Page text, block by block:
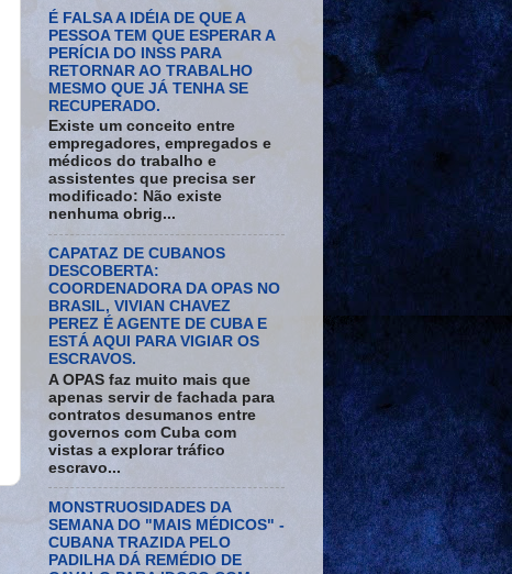
É FALSA A IDÉIA DE QUE A
PESSOA TEM QUE ESPERAR A
PERÍCIA DO INSS PARA
RETORNAR AO TRABALHO
MESMO QUE JÁ TENHA SE
RECUPERADO.
Existe um conceito entre
empregadores, empregados e
médicos do trabalho e
assistentes que precisa ser
modificado: Não existe
nenhuma obrig...
CAPATAZ DE CUBANOS
DESCOBERTA:
COORDENADORA DA OPAS NO
BRASIL, VIVIAN CHAVEZ
PEREZ É AGENTE DE CUBA E
ESTÁ AQUI PARA VIGIAR OS
ESCRAVOS.
A OPAS faz muito mais que
apenas servir de fachada para
contratos desumanos entre
governos com Cuba com
vistas a explorar tráfico
escravo...
MONSTRUOSIDADES DA
SEMANA DO "MAIS MÉDICOS" -
CUBANA TRAZIDA PELO
PADILHA DÁ REMÉDIO DE